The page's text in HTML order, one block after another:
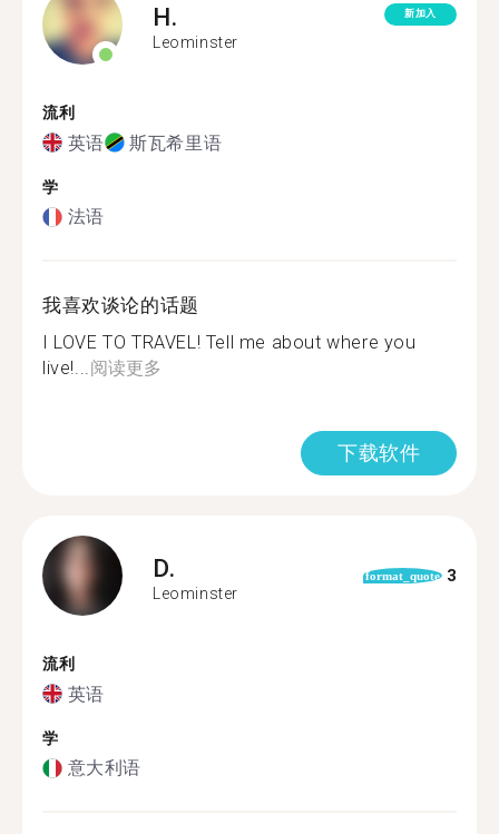
H.
Leominster
新加入
流利
英语 斯瓦希里语
学
法语
我喜欢谈论的话题
I LOVE TO TRAVEL! Tell me about where you
live!...阅读更多
下载软件
D.
Leominster
format_quote 3
流利
英语
学
意大利语